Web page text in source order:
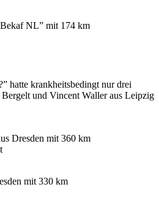
NL” mit 174 km
hatte krankheitsbedingt nur drei
und Vincent Waller aus Leipzig
Dresden mit 360 km
mit 330 km